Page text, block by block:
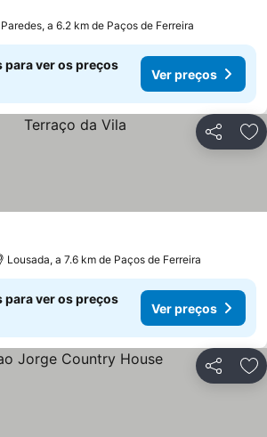
Paredes, a 6.2 km de Paços de Ferreira
para ver os preços
Ver preços
Partilhar
Lousada, a 7.6 km de Paços de Ferreira
para ver os preços
Ver preços
Partilhar